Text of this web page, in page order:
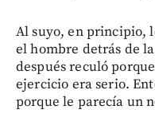
Al suyo, en principio,
el hombre detrás de
después reculó
ejercicio era serio.
porque le parecía un